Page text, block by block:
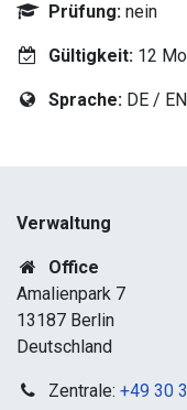
Prüfung: nein
Gültigkeit:12
Sprache:DE /
Verwaltung
Office
Amalienpark 7
13187 Berlin
Deutschland
Zentrale: +49 30